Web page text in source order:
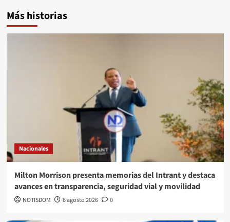
Más historias
Nacionales
Milton Morrison presenta memorias del Intrant y destaca
avances en transparencia, seguridad vial y movilidad
NOTISDOM 6 agosto 2026 0